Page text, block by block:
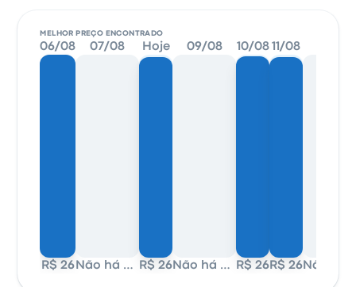
MELHOR PREÇO ENCONTRADO
06/08
R$ 26
07/08
Não há dados
Hoje
R$ 26
09/08
Não há dados
10/08
R$ 26
11/08
R$ 26